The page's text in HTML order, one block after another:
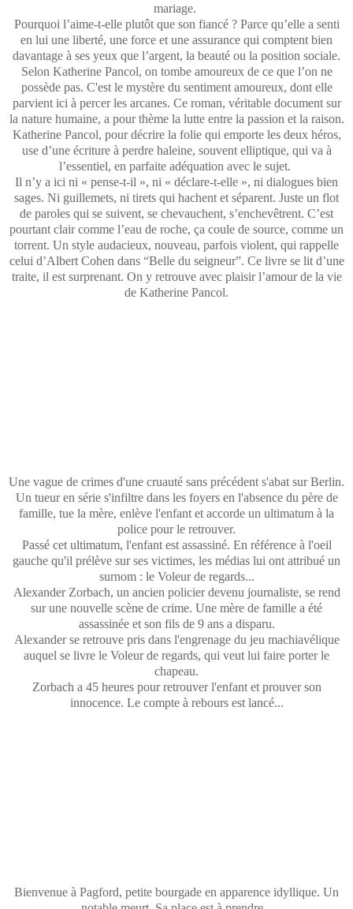
mariage.
Pourquoi l’aime-t-elle plutôt que son fiancé ? Parce qu’elle a senti
en lui une liberté, une force et une assurance qui comptent bien
davantage à ses yeux que l’argent, la beauté ou la position sociale.
Selon Katherine Pancol, on tombe amoureux de ce que l’on ne
possède pas. C'est le mystère du sentiment amoureux, dont elle
parvient ici à percer les arcanes. Ce roman, véritable document sur
la nature humaine, a pour thème la lutte entre la passion et la raison.
Katherine Pancol, pour décrire la folie qui emporte les deux héros,
use d’une écriture à perdre haleine, souvent elliptique, qui va à
l’essentiel, en parfaite adéquation avec le sujet.
Il n’y a ici ni « pense-t-il », ni « déclare-t-elle », ni dialogues bien
sages. Ni guillemets, ni tirets qui hachent et séparent. Juste un flot
de paroles qui se suivent, se chevauchent, s’enchevêtrent. C’est
pourtant clair comme l’eau de roche, ça coule de source, comme un
torrent. Un style audacieux, nouveau, parfois violent, qui rappelle
celui d’Albert Cohen dans “Belle du seigneur”. Ce livre se lit d’une
traite, il est surprenant. On y retrouve avec plaisir l’amour de la vie
de Katherine Pancol.
Une vague de crimes d'une cruauté sans précédent s'abat sur Berlin.
Un tueur en série s'infiltre dans les foyers en l'absence du père de
famille, tue la mère, enlève l'enfant et accorde un ultimatum à la
police pour le retrouver.
Passé cet ultimatum, l'enfant est assassiné. En référence à l'oeil
gauche qu'il prélève sur ses victimes, les médias lui ont attribué un
surnom : le Voleur de regards...
Alexander Zorbach, un ancien policier devenu journaliste, se rend
sur une nouvelle scène de crime. Une mère de famille a été
assassinée et son fils de 9 ans a disparu.
Alexander se retrouve pris dans l'engrenage du jeu machiavélique
auquel se livre le Voleur de regards, qui veut lui faire porter le
chapeau.
Zorbach a 45 heures pour retrouver l'enfant et prouver son
innocence. Le compte à rebours est lancé...
Bienvenue à Pagford, petite bourgade en apparence idyllique. Un